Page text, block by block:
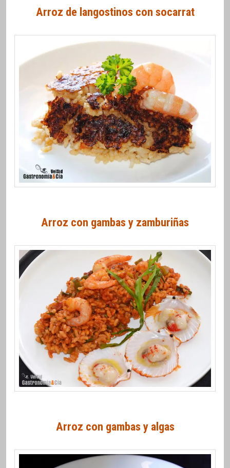
Arroz de langostinos con socarrat
Arroz con gambas y zamburiñas
Arroz con gambas y algas